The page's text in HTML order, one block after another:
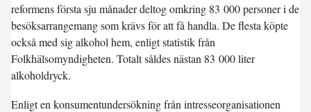
reformens första sju månader deltog omkring 83 000 personer i de
besöksarrangemang som krävs för att få handla. De flesta köpte
också med sig alkohol hem, enligt statistik från
Folkhälsomyndigheten. Totalt såldes nästan 83 000 liter
alkoholdryck.
Enligt en konsumentundersökning från intresseorganisationen